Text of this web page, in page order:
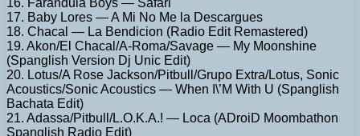
17. Baby Lores — A Mi No Me la Descargues
18. Chacal — La Bendicion (Radio Edit Remastered)
19. Akon/El Chacal/A-Roma/Savage — My Moonshine
(Spanglish Version Dj Unic Edit)
20. Lotus/A Rose Jackson/Pitbull/Grupo Extra/Lotus, Sonic
Acoustics/Sonic Acoustics — When I\’M With U (Spanglish
Bachata Edit)
21. Adassa/Pitbull/L.O.K.A.! — Loca (ADroiD Moombathon
Spanglish Radio Edit)